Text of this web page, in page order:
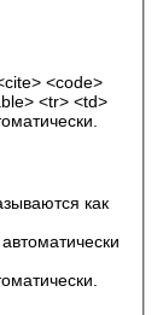
<code>
<tr> <td>
как